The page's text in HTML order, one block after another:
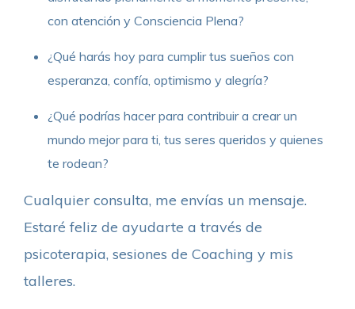
con atención y Consciencia Plena?
¿Qué harás hoy para cumplir tus sueños con
esperanza, confía, optimismo y alegría?
¿Qué podrías hacer para contribuir a crear un
mundo mejor para ti, tus seres queridos y quienes
te rodean?
Cualquier consulta, me envías un mensaje.
Estaré feliz de ayudarte a través de
psicoterapia, sesiones de Coaching y mis
talleres.